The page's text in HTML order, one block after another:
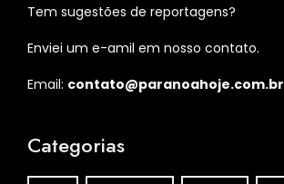
Tem sugestões de reportagens?
Enviei um e-amil em nosso contato.
Email: contato@paranoahoje.com.br
Categorias